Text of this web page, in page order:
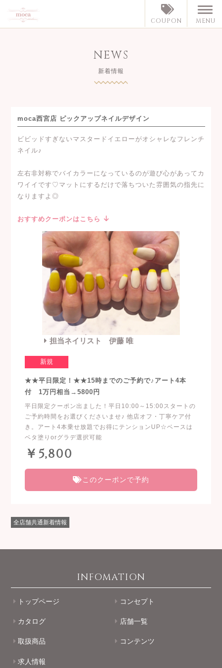
COUPON MENU
NEWS
新着情報
moca西宮店 ピックアップネイルデザイン
ビビッドすぎないマスタードイエローがオシャレなフレンチ
ネイル♪
左右非対称でバイカラーになっているのが遊び心があってカ
ワイイです♡マットにするだけで落ちついた雰囲気の指先に
なりますよ◎
おすすめクーポンはこちら
担当ネイリスト 伊藤 唯
新規
★★平日限定！★★15時までのご予約で♪アート4本
付 1万円相当→5800円
平日限定クーポン出ました！平日10:00～15:00スタートの
ご予約時間をお選びくださいませ♪ 他店オフ・丁寧ケア付
き。アート4本乗せ放題でお得にテンションUP☆ベースは
ベタ塗りorグラデ選択可能
￥5,800
このクーポンで予約
全店舗共通新着情報
INFOMATION
トップページ コンセプト
カタログ 店舗一覧
取扱商品 コンテンツ
求人情報